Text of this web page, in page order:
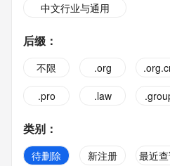
中文行业与通用
后缀 ：
不限 .org
.pro
.law
类别 ：
待删除 新注册 最近